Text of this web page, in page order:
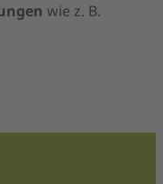
wie z. B.